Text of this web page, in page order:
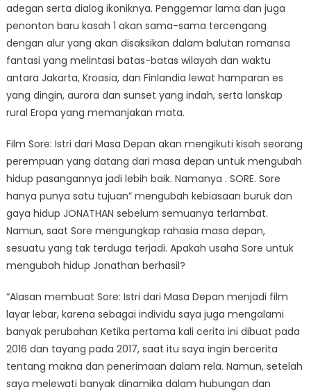
adegan serta dialog ikoniknya. Penggemar lama dan juga
penonton baru kasah 1 akan sama-sama tercengang
dengan alur yang akan disaksikan dalam balutan romansa
fantasi yang melintasi batas-batas wilayah dan waktu
antara Jakarta, Kroasia, dan Finlandia lewat hamparan es
yang dingin, aurora dan sunset yang indah, serta lanskap
rural Eropa yang memanjakan mata.
Film Sore: Istri dari Masa Depan akan mengikuti kisah seorang
perempuan yang datang dari masa depan untuk mengubah
hidup pasangannya jadi lebih baik. Namanya . SORE. Sore
hanya punya satu tujuan” mengubah kebiasaan buruk dan
gaya hidup JONATHAN sebelum semuanya terlambat.
Namun, saat Sore mengungkap rahasia masa depan,
sesuatu yang tak terduga terjadi. Apakah usaha Sore untuk
mengubah hidup Jonathan berhasil?
“Alasan membuat Sore: Istri dari Masa Depan menjadi film
layar lebar, karena sebagai individu saya juga mengalami
banyak perubahan Ketika pertama kali cerita ini dibuat pada
2016 dan tayang pada 2017, saat itu saya ingin bercerita
tentang makna dan penerimaan dalam rela. Namun, setelah
saya melewati banyak dinamika dalam hubungan dan